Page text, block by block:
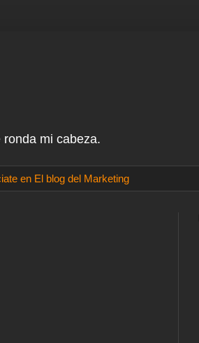
mi cabeza.
en El blog del Marketing